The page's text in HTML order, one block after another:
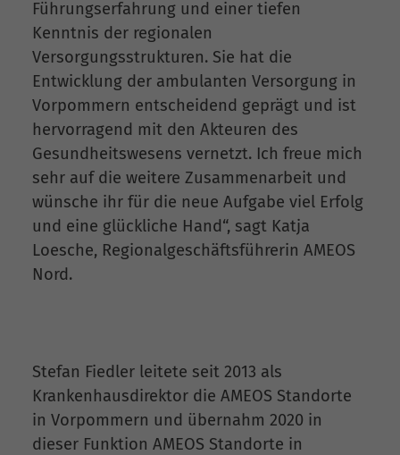
Führungserfahrung und einer tiefen
Kenntnis der regionalen
Versorgungsstrukturen. Sie hat die
Entwicklung der ambulanten Versorgung in
Vorpommern entscheidend geprägt und ist
hervorragend mit den Akteuren des
Gesundheitswesens vernetzt. Ich freue mich
sehr auf die weitere Zusammenarbeit und
wünsche ihr für die neue Aufgabe viel Erfolg
und eine glückliche Hand“, sagt Katja
Loesche, Regionalgeschäftsführerin AMEOS
Nord.
Stefan Fiedler leitete seit 2013 als
Krankenhausdirektor die AMEOS Standorte
in Vorpommern und übernahm 2020 in
dieser Funktion AMEOS Standorte in